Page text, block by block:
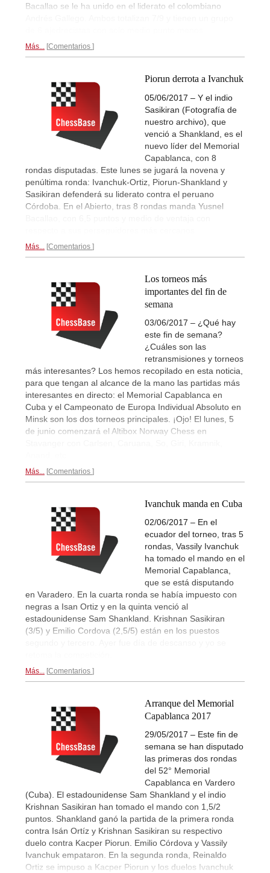
Bacallao se le ha unido en el liderato el colombiano
Más... Comentarios
Piorun derrota a Ivanchuk
05/06/2017 – Y el indio
Sasikiran (Fotografía de
nuestro archivo), que
venció a Shankland, es el
nuevo líder del Memorial
Capablanca, con 8
rondas disputadas. Este lunes se jugará la novena y
penúltima ronda: Ivanchuk-Ortiz, Piorun-Shankland y
Sasikiran defenderá su liderato contra el peruano
Córdoba. En el Abierto, tras 8 rondas manda Yusnel
Más... Comentarios
Los torneos más
importantes del fin de
semana
03/06/2017 – ¿Qué hay
este fin de semana?
¿Cuáles son las
retransmisiones y torneos
más interesantes? Los hemos recopilado en esta noticia,
para que tengan al alcance de la mano las partidas más
interesantes en directo: el Memorial Capablanca en
Cuba y el Campeonato de Europa Individual Absoluto en
Minsk son los dos torneos principales. ¡Ojo! El lunes, 5
de junio comenzará el Altibox Norway Chess en
Más... Comentarios
Ivanchuk manda en Cuba
02/06/2017 – En el
ecuador del torneo, tras 5
rondas, Vassily Ivanchuk
ha tomado el mando en el
Memorial Capablanca,
que se está disputando
en Varadero. En la cuarta ronda se había impuesto con
negras a Isan Ortiz y en la quinta venció al
estadounidense Sam Shankland. Krishnan Sasikiran
(3/5) y Emilio Cordova (2,5/5) están en los puestos
Más... Comentarios
Arranque del Memorial
Capablanca 2017
29/05/2017 – Este fin de
semana se han disputado
las primeras dos rondas
del 52° Memorial
Capablanca en Vardero
(Cuba). El estadounidense Sam Shankland y el indio
Krishnan Sasikiran han tomado el mando con 1,5/2
puntos. Shankland ganó la partida de la primera ronda
contra Isán Ortíz y Krishnan Sasikiran su respectivo
duelo contra Kacper Piorun. Emilio Córdova y Vassily
Ivanchuk empataron. En la segunda ronda, Reinaldo
Ortiz se impuso a Kacper Piorun y los duelos Ivanchuk